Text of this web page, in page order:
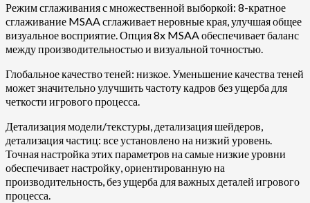
Режим сглаживания с множественной выборкой: 8-кратное
сглаживание MSAA сглаживает неровные края, улучшая общее
визуальное восприятие. Опция 8x MSAA обеспечивает баланс
между производительностью и визуальной точностью.
Глобальное качество теней: низкое. Уменьшение качества теней
может значительно улучшить частоту кадров без ущерба для
четкости игрового процесса.
Детализация модели/текстуры, детализация шейдеров,
детализация частиц: все установлено на низкий уровень.
Точная настройка этих параметров на самые низкие уровни
обеспечивает настройку, ориентированную на
производительность, без ущерба для важных деталей игрового
процесса.